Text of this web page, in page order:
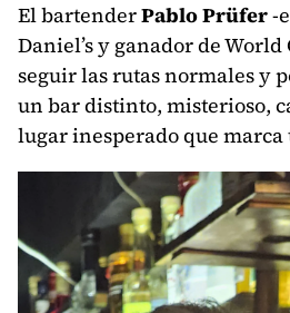
El bartenderPablo Prüfer-
Daniel’s y ganador de World
seguir las rutas normales y
un bar distinto, misterioso,
lugar inesperado que